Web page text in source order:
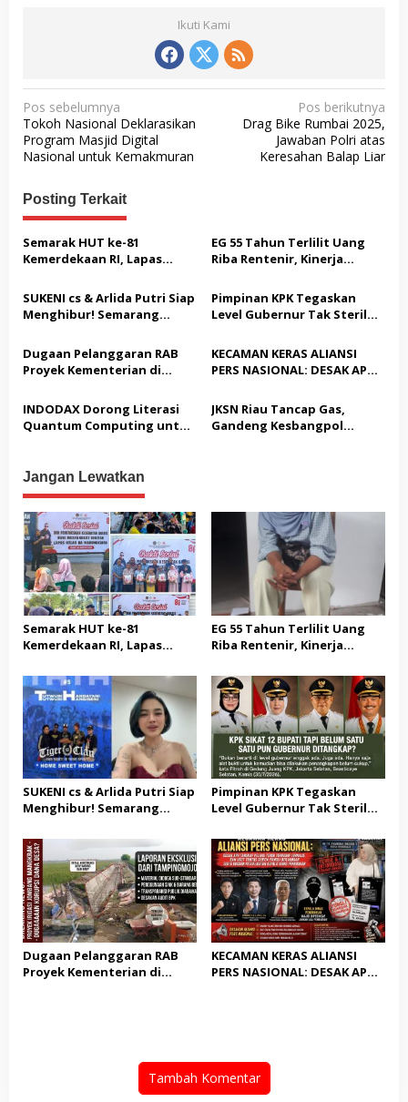
Ikuti Kami
N
a
v
g
a
s
p
s
Pos sebelumnya
Tokoh Nasional Deklarasikan
Program Masjid Digital
Nasional untuk Kemakmuran
Pos berikutnya
Drag Bike Rumbai 2025,
Jawaban Polri atas
Keresahan Balap Liar
Posting Terkait
Semarak HUT ke-81
Kemerdekaan RI, Lapas
Sosial dan Pemeriksaan
Kesehatan Gratis bagi
Masyarakat
EG 55 Tahun Terlilit Uang
Riba Rentenir, Kinerja
Satreskrim Polresta
Karawang unit krimum
Patut di Pertanyakan
SUKENI cs & Arlida Putri Siap
Menghibur! Semarang
Akbar “Back On Track” 2026–
2029
Pimpinan KPK Tegaskan
Level Gubernur Tak Steril
Cukup, Bukan Dilindungi
Dugaan Pelanggaran RAB
Proyek Kementerian di
Nasionaldetik.com Desak
Tindakan Tegas
KECAMAN KERAS ALIANSI
PERS NASIONAL: DESAK APH
TERHADAP JURNALIS DAN
USUT TUNTAS GURITA
PUNGLI BERJAMAAH SERTA
INDODAX Dorong Literasi
Quantum Computing untuk
JKSN Riau Tancap Gas,
Gandeng Kesbangpol
Jangan Lewatkan
Semarak HUT ke-81
Kemerdekaan RI, Lapas
Sosial dan Pemeriksaan
Kesehatan Gratis bagi
Masyarakat
EG 55 Tahun Terlilit Uang
Riba Rentenir, Kinerja
Satreskrim Polresta
Karawang unit krimum
Patut di Pertanyakan
SUKENI cs & Arlida Putri Siap
Menghibur! Semarang
Akbar “Back On Track” 2026–
2029
Pimpinan KPK Tegaskan
Level Gubernur Tak Steril
Cukup, Bukan Dilindungi
Dugaan Pelanggaran RAB
Proyek Kementerian di
KECAMAN KERAS ALIANSI
PERS NASIONAL: DESAK APH
KEPALA DINAS PENDIDIKAN
Tambah Komentar